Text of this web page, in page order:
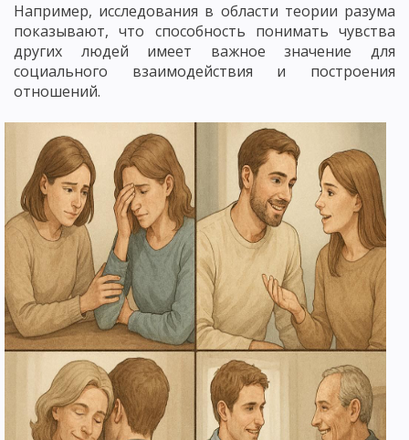
Например, исследования в области теории разума
показывают, что способность понимать чувства
других людей имеет важное значение для
социального взаимодействия и построения
отношений.